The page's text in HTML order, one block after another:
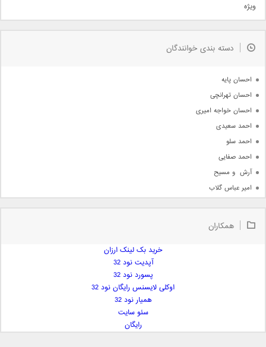
دمو
مذهبی
جدیدترین ها
ویژه
دسته بندی خوانندگان
احسان پایه
احسان تهرانچی
احسان خواجه امیری
احمد سعیدی
احمد سلو
احمد صفایی
آرش  و مسیح
امیر عباس گلاب
امیر علی
همکاران
خرید بک لینک ارزان
آپدیت نود 32
پسورد نود 32
اوکلی لایسنس رایگان نود 32
همیار نود 32
سئو سایت
رایگان